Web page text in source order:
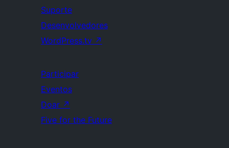
Suporte
Desenvolvedores
WordPress.tv ↗
Participar
Eventos
Doar ↗
Five for the Future